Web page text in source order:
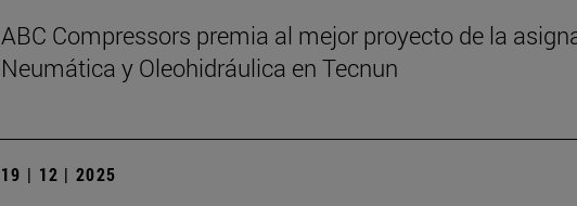
ABC Compressors premia al mejor proyecto de la
Neumática y Oleohidráulica en Tecnun
19 | 12 | 2025